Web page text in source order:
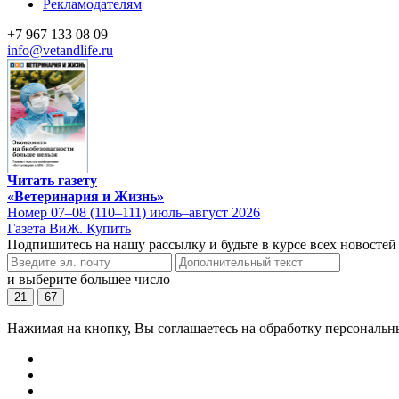
Рекламодателям
+7 967 133 08 09
info@vetandlife.ru
Читать газету
«Ветеринария и Жизнь»
Номер 07–08 (110–111) июль–август 2026
Газета ВиЖ. Купить
Подпишитесь на нашу рассылку и будьте в курсе всех новостей
и выберите большее число
21 67
Нажимая на кнопку, Вы соглашаетесь на обработку